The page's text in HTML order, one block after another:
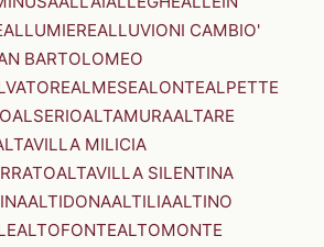
ALLUMIEREALLUVIONI CAMBIO'
BARTOLOMEO
ALMESEALONTEALPETTE
ALSERIOALTAMURAALTARE
MILICIA
ALTAVILLA SILENTINA
ALTIDONAALTILIAALTINO
ALTOFONTEALTOMONTE